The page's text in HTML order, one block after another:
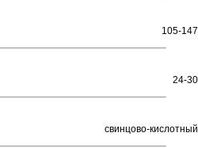
105-147
24-30
свинцово-кислотный